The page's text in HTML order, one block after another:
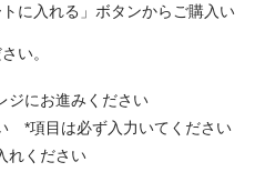
に入れる」ボタンからご購入い
い。
ジにお進みください
*項目は必ず入力いてください
れください